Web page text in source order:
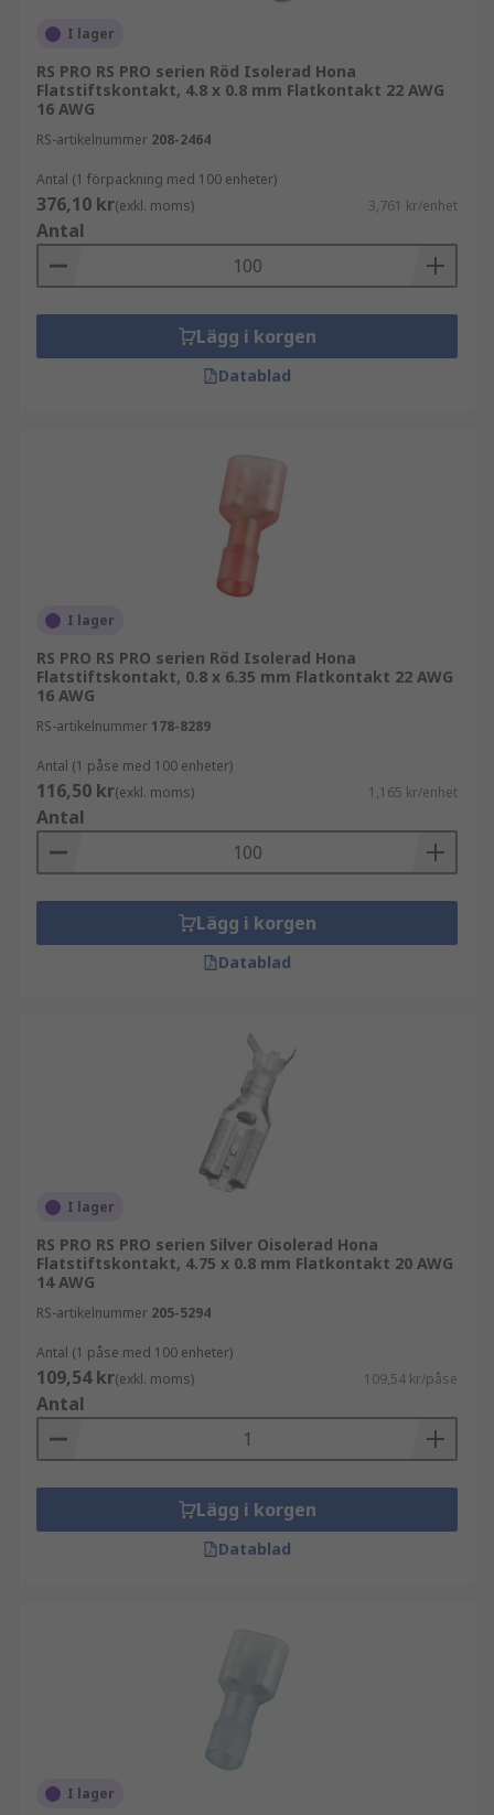
I lager
RS PRO RS PRO serien Röd Isolerad Hona
Flatstiftskontakt, 4.8 x 0.8 mm Flatkontakt 22 AWG
16 AWG
RS-artikelnummer 208-2464
Antal (1 förpackning med 100 enheter)
376,10 kr(exkl. moms) 3,761 kr/enhet
Antal
Lägg i korgen
Datablad
I lager
RS PRO RS PRO serien Röd Isolerad Hona
Flatstiftskontakt, 0.8 x 6.35 mm Flatkontakt 22 AWG
16 AWG
RS-artikelnummer 178-8289
Antal (1 påse med 100 enheter)
116,50 kr(exkl. moms) 1,165 kr/enhet
Antal
Lägg i korgen
Datablad
I lager
RS PRO RS PRO serien Silver Oisolerad Hona
Flatstiftskontakt, 4.75 x 0.8 mm Flatkontakt 20 AWG
14 AWG
RS-artikelnummer 205-5294
Antal (1 påse med 100 enheter)
109,54 kr(exkl. moms) 109,54 kr/påse
Antal
Lägg i korgen
Datablad
I lager